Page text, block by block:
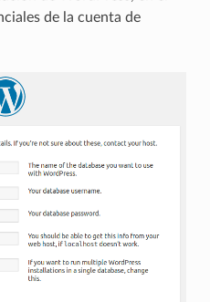
de la cuenta de